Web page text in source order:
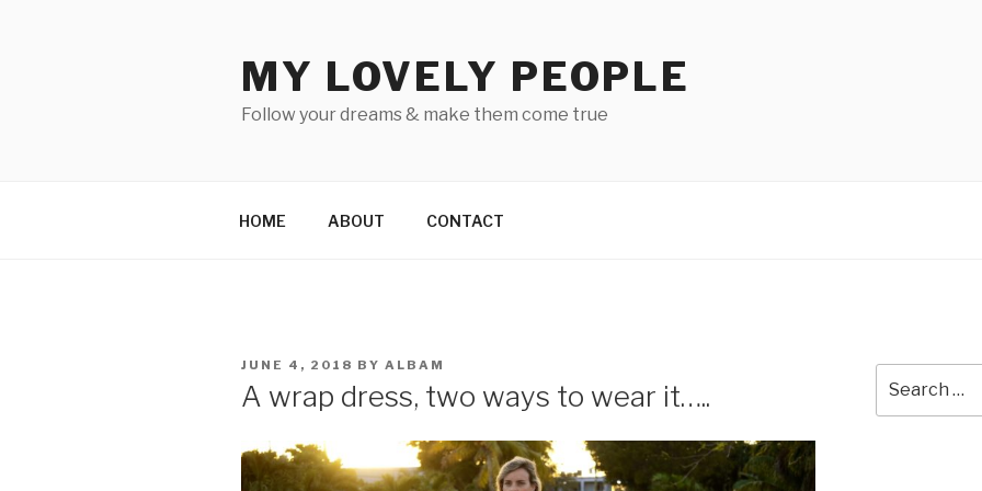
MY LOVELY PEOPLE
Follow your dreams & make them come true
HOME ABOUT CONTACT
POSTED
ON
JUNE 4, 2018 BY ALBAM
A wrap dress, two ways to wear it…..
for: